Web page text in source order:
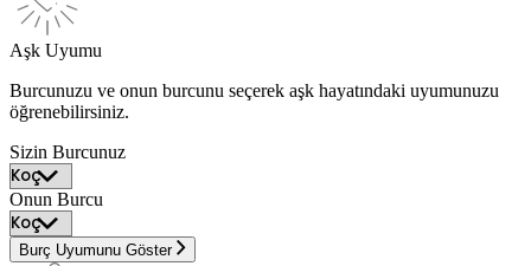
Aşk Uyumu
Burcunuzu ve onun burcunu seçerek aşk hayatındaki uyumunuzu
öğrenebilirsiniz.
Sizin Burcunuz
Onun Burcu
Burç Uyumunu Göster